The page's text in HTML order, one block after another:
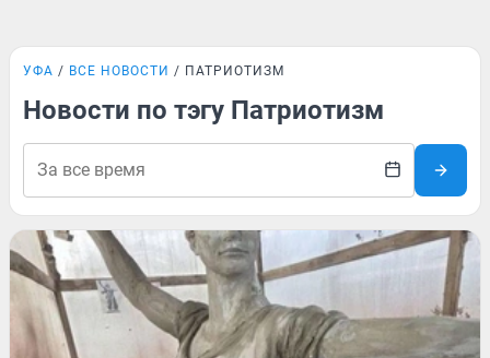
УФА ВСЕ НОВОСТИ ПАТРИОТИЗМ
Новости по тэгу Патриотизм